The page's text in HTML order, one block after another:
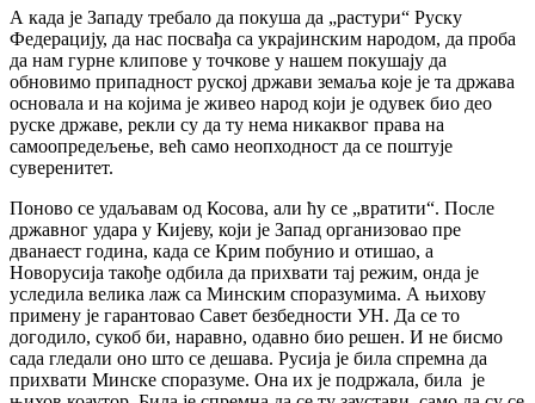
А када је Западу требало да покуша да „растури“ Руску
Федерацију, да нас посвађа са украјинским народом, да проба
да нам гурне клипове у точкове у нашем покушају да
обновимо припадност руској држави земаља које је та држава
основала и на којима је живео народ који је одувек био део
руске државе, рекли су да ту нема никаквог права на
самоопредељење, већ само неопходност да се поштује
суверенитет.
Поново се удаљавам од Косова, али ћу се „вратити“. После
државног удара у Кијеву, који је Запад организовао пре
дванаест година, када се Крим побунио и отишао, а
Новорусија такође одбила да прихвати тај режим, онда је
уследила велика лаж са Минским споразумима. А њихову
примену је гарантовао Савет безбедности УН. Да се ​​то
догодило, сукоб би, наравно, одавно био решен. И не бисмо
сада гледали оно што се дешава. Русија је била спремна да
прихвати Минске споразуме. Она их је подржала, била је